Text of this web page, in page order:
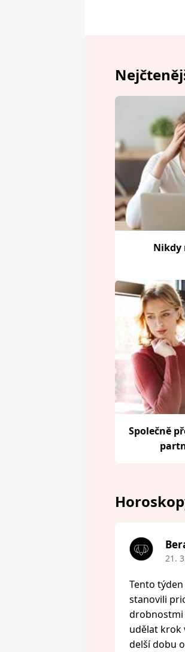
Nikdy
Společně
21.
Tento
stanovili
drobnostmi
udělat krok
delší dobu